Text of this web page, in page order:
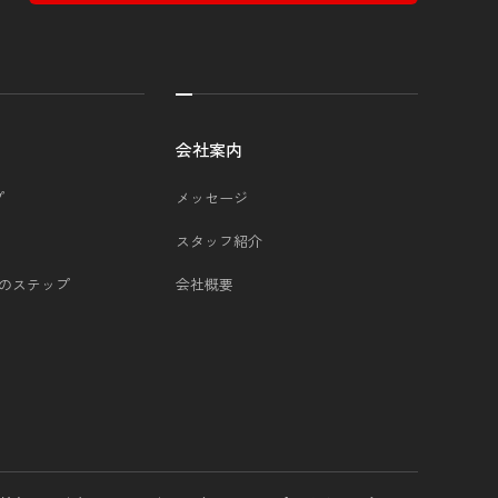
ステップ
会社案内
メッセージ
スタッフ紹介
会社概要